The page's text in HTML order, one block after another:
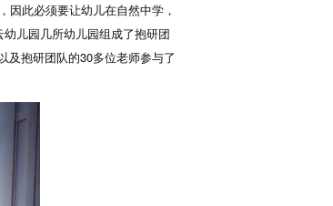
此必须要让幼儿在自然中学，
儿园几所幼儿园组成了抱研团
及抱研团队的30多位老师参与了